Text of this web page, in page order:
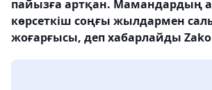
пайызға артқан. Мамандардың
көрсеткіш соңғы жылдармен
жоғарғысы, деп хабарлайды